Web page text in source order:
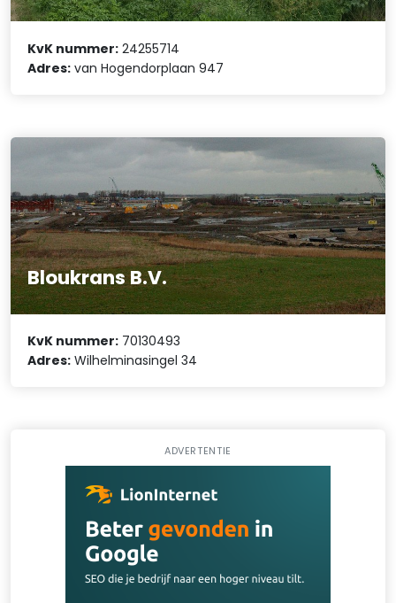
KvK nummer: 24255714
Adres: van Hogendorplaan 947
Bloukrans B.V.
KvK nummer: 70130493
Adres: Wilhelminasingel 34
ADVERTENTIE